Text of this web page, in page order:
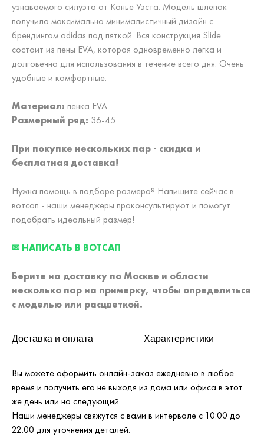
узнаваемого силуэта от Канье Уэста. Модель шлепок
получила максимально минималистичный дизайн с
брендингом adidas под пяткой. Вся конструкция Slide
состоит из пены EVA, которая одновременно легка и
долговечна для использования в течение всего дня. Очень
удобные и комфортные.
Материал: пенка EVA
Размерный ряд: 36-45
При покупке нескольких пар - скидка и
бесплатная доставка!
Нужна помощь в подборе размера? Напишите сейчас в
вотсап - наши менеджеры проконсультируют и помогут
подобрать идеальный размер!
✉ НАПИСАТЬ В ВОТСАП
Берите на доставку по Москве и области
несколько пар на примерку, чтобы определиться
с моделью или расцветкой.
Доставка и оплата Характеристики
Вы можете оформить онлайн-заказ ежедневно в любое
время и получить его не выходя из дома или офиса в этот
же день или на следующий.
Наши менеджеры свяжутся с вами в интервале с 10:00 до
22:00 для уточнения деталей.